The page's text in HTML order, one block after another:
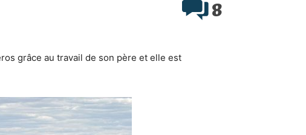
8
grâce au travail de son père et elle est